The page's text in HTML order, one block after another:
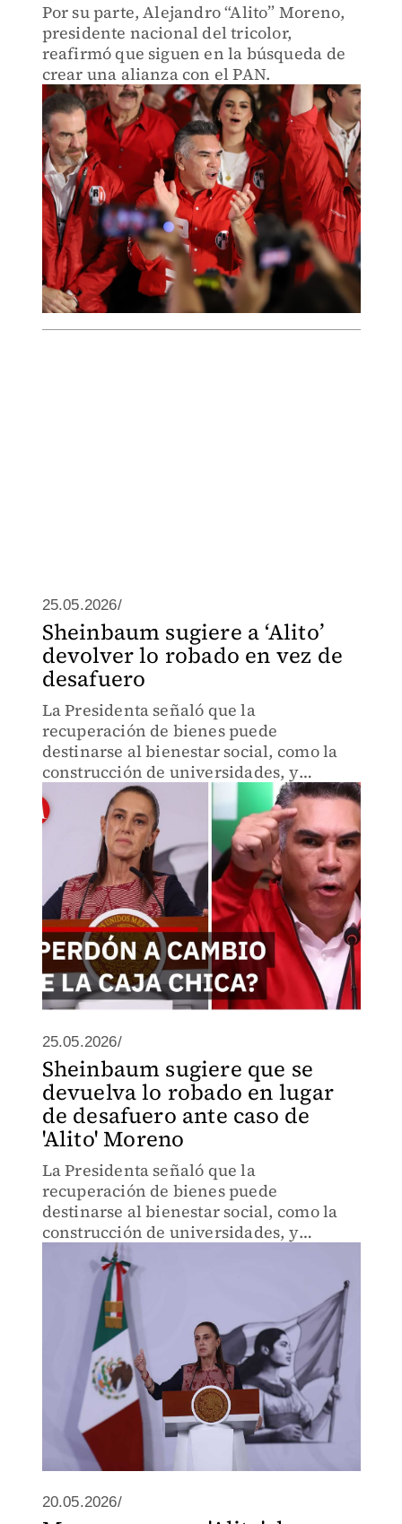
Por su parte, Alejandro “Alito” Moreno,
presidente nacional del tricolor,
reafirmó que siguen en la búsqueda de
crear una alianza con el PAN.
25.05.2026/
Sheinbaum sugiere a ‘Alito’
devolver lo robado en vez de
desafuero
La Presidenta señaló que la
recuperación de bienes puede
destinarse al bienestar social, como la
construcción de universidades, y
recordó la función del Instituto para
Devolver al Pueblo lo Robado.
25.05.2026/
Sheinbaum sugiere que se
devuelva lo robado en lugar
de desafuero ante caso de
'Alito' Moreno
La Presidenta señaló que la
recuperación de bienes puede
destinarse al bienestar social, como la
construcción de universidades, y
recordó la función del Instituto para
Devolver al Pueblo lo Robado.
20.05.2026/